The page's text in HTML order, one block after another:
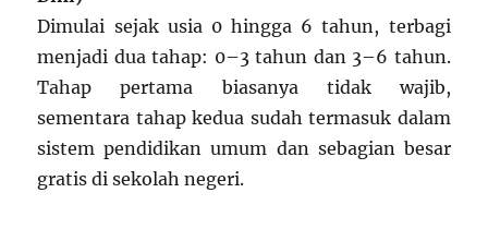
Dimulai sejak usia 0 hingga 6 tahun, terbagi
menjadi dua tahap: 0–3 tahun dan 3–6 tahun.
Tahap pertama biasanya tidak wajib,
sementara tahap kedua sudah termasuk dalam
sistem pendidikan umum dan sebagian besar
gratis di sekolah negeri.